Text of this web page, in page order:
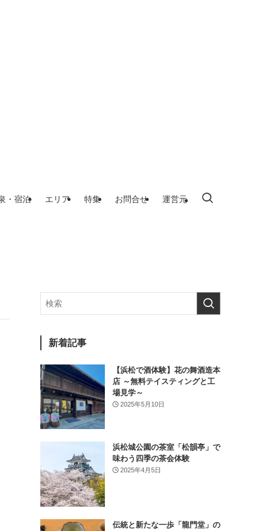
・宿泊 エリア 特集 お問合せ 運営元
新着記事
【浜松で酒体験】花の舞酒造本
店 ～無料テイスティングと工
場見学～
2025年5月10日
浜松城公園の茶室「松韻亭」で
味わう四季の茶会体験
2025年4月5日
伝統と新たな一歩「龍門堂」の